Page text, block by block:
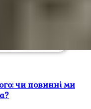
чи повинні ми